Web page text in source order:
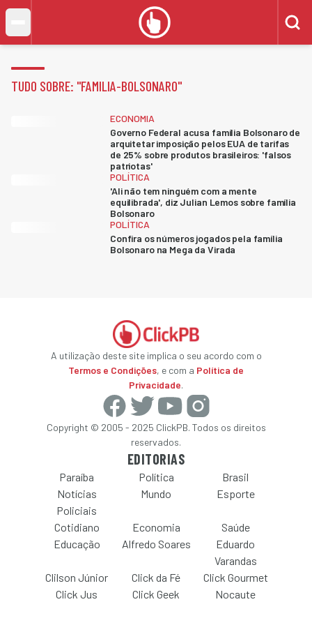
TUDO SOBRE: "FAMILIA-BOLSONARO"
ECONOMIA
Governo Federal acusa família Bolsonaro de
arquitetar imposição pelos EUA de tarifas
de 25% sobre produtos brasileiros: 'falsos
patriotas'
POLÍTICA
'Ali não tem ninguém com a mente
equilibrada', diz Julian Lemos sobre família
Bolsonaro
POLÍTICA
Confira os números jogados pela família
Bolsonaro na Mega da Virada
A utilização deste site implica o seu acordo com o
Termos e Condições, e com a Política de
Privacidade.
Copyright © 2005 - 2025 ClickPB. Todos os direitos
reservados.
EDITORIAS
Paraíba Política
Brasil
Notícias
Policiais
Mundo Esporte
Cotidiano Economia
Saúde
Educação
Alfredo Soares
Eduardo
Varandas
Clilson Júnior
Click da Fé
Click Gourmet
Click Jus
Click Geek Nocaute